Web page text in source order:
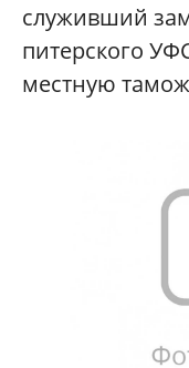
служивший
питерского
местную